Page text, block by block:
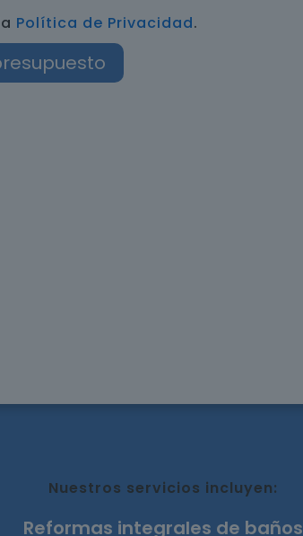
Política de Privacidad.
Nuestros servicios incluyen:
Reformas integrales de baños